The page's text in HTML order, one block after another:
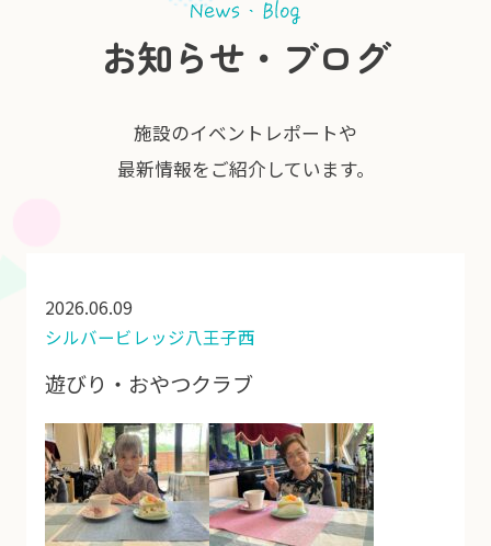
お知らせ・ブログ
施設のイベントレポートや
最新情報をご紹介しています。
2026.06.09
シルバービレッジ八王子西
遊びり・おやつクラブ